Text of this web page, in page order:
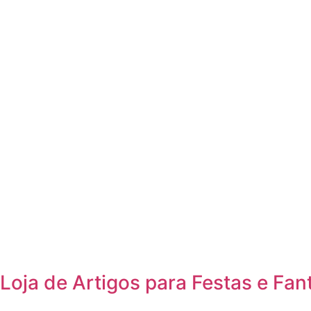
Loja de Artigos para Festas e